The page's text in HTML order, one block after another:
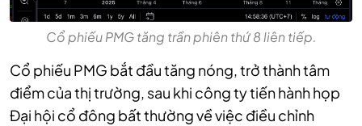
Cổ phiếu PMG tăng trần phiên thứ 8 liên tiếp.
Cổ phiếu PMG bắt đầu tăng nóng, trở thành tâm
điểm của thị trường, sau khi công ty tiến hành họp
Đại hội cổ đông bất thường về việc điều chỉnh